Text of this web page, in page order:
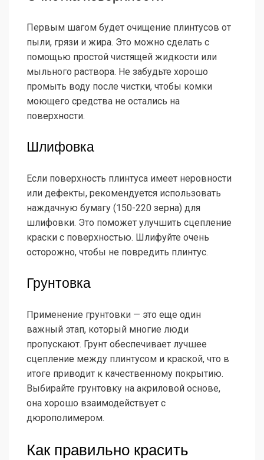
Первым шагом будет очищение плинтусов от
пыли, грязи и жира. Это можно сделать с
помощью простой чистящей жидкости или
мыльного раствора. Не забудьте хорошо
промыть воду после чистки, чтобы комки
моющего средства не остались на
поверхности.
Шлифовка
Если поверхность плинтуса имеет неровности
или дефекты, рекомендуется использовать
наждачную бумагу (150-220 зерна) для
шлифовки. Это поможет улучшить сцепление
краски с поверхностью. Шлифуйте очень
осторожно, чтобы не повредить плинтус.
Грунтовка
Применение грунтовки — это еще один
важный этап, который многие люди
пропускают. Грунт обеспечивает лучшее
сцепление между плинтусом и краской, что в
итоге приводит к качественному покрытию.
Выбирайте грунтовку на акриловой основе,
она хорошо взаимодействует с
дюрополимером.
Как правильно красить